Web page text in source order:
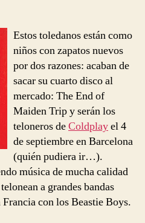
Drivers
Do
It
Estos toledanos están como
niños con zapatos nuevos
por dos razones: acaban de
sacar su cuarto disco al
mercado: The End of
Maiden Trip y serán los
teloneros deColdplayel 4
de septiembre en Barcelona
(quién pudiera ir…).
música de mucha calidad
a grandes bandas
con los Beastie Boys.